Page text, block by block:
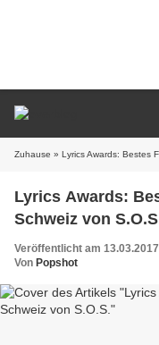
Zuhause » Lyrics Awards: Bestes
Lyrics Awards:
Schweiz von
Veröffentlicht am
Von Popshot